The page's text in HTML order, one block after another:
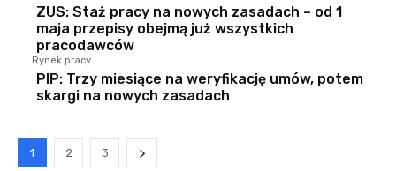
ZUS: Staż pracy na nowych zasadach – od 1
maja przepisy obejmą już wszystkich
pracodawców
Rynek pracy
PIP: Trzy miesiące na weryfikację umów, potem
skargi na nowych zasadach
1 2 3